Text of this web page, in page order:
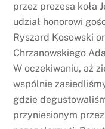
przez prezesa koła
udział honorowi
Ryszard Kosowski
Chrzanowskiego
W oczekiwaniu, aż
wspólnie
gdzie
przyniesionym